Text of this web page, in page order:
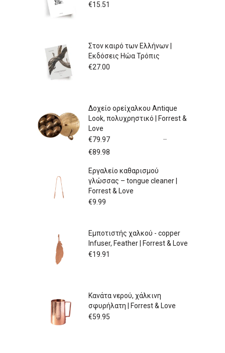
€15.51
Στον καιρό των Ελλήνων |
Εκδόσεις Ηώα Τρόπις
€27.00
Δοχείο ορείχαλκου Antique
Look, πολυχρηστικό | Forrest &
Love
€79.97
–
€89.98
through
Εργαλείο καθαρισμού
γλώσσας – tongue cleaner |
Forrest & Love
€9.99
Εμποτιστής χαλκού - copper
Infuser, Feather | Forrest & Love
€19.91
Κανάτα νερού, χάλκινη
σφυρήλατη | Forrest & Love
€59.95